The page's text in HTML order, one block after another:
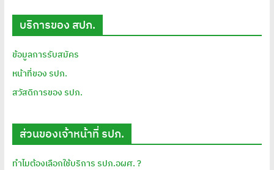
บริการของ สปภ.
ข้อมูลการรับสมัคร
หน้าที่ของ รปภ.
สวัสดิการของ รปภ.
ส่วนของเจ้าหน้าที่ รปภ.
ทำไมต้องเลือกใช้บริการ รปภ.อผศ. ?